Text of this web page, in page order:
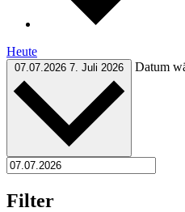
Heute
07.07.2026 7. Juli 2026 Datum
Filter